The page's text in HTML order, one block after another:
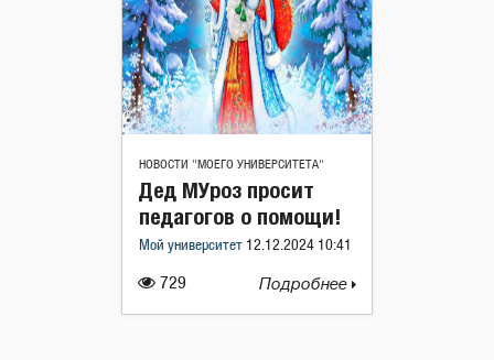
НОВОСТИ "МОЕГО УНИВЕРСИТЕТА"
729
Дед МУроз просит
педагогов о помощи!
Мой университет 12.12.2024 10:41
Подробнее